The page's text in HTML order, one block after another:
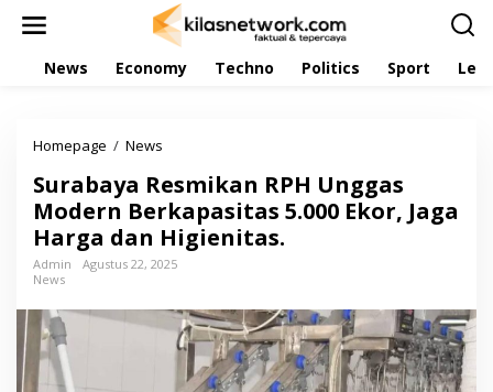
News Economy Techno Politics Sport
Homepage / News
r
a
b
a
y
Surabaya Resmikan RPH Unggas
Modern Berkapasitas 5.000 Ekor, Jaga
Harga dan Higienitas.
Admin
Agustus 22, 2025
News